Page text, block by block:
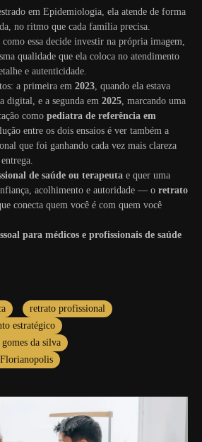
em Epidemiologia, ela atende de forma
no ritmo que cada família precisa.
essa decide investir na própria imagem,
qualidade que ela coloca no atendimento
e autenticidade.
a primeira em 2023, quando ela estava
digital, e a segunda em 2025, marcando uma
como pediatra de referência em
entre os dois ensaios é ver também a
que foi ganhando cada vez mais clareza
de saúde ou terapeuta e quer uma
acolhimento e autoridade — o retrato
conecta quem você é com quem você
para médicos e profissionais de saúde
retrato profissional
estratégico
da silva